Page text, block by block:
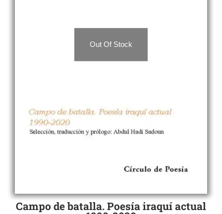
Out Of Stock
Campo de batalla. Poesía iraquí actual